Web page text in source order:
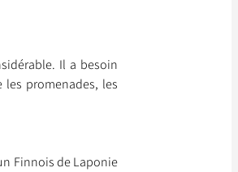
Il a besoin
promenades, les
Finnois de Laponie